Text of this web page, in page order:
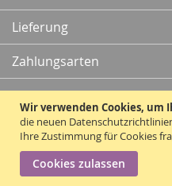
Wir verwenden Cookies, um
die neuen
Ihre Zustimmung für Cookies
Cookies zulassen
Lieferung
Zahlungsarten
Kontakt
Vertrag widerrufen
Copyright © 2010 -